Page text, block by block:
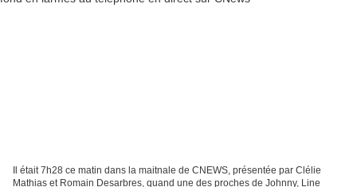
Il était 7h28 ce matin dans la maitnale de CNEWS, présentée par Clélie
Mathias et Romain Desarbres, quand une des proches de Johnny, Line